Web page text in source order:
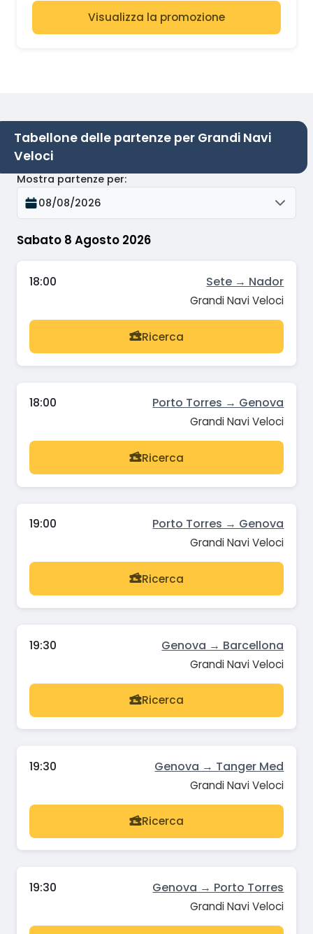
Visualizza la promozione
Tabellone delle partenze per Grandi Navi
Veloci
Sabato 8 Agosto 2026
Mostra partenze per:
08/08/2026
18:00 Sete → Nador
Grandi Navi Veloci
Ricerca
18:00 Porto Torres → Genova
Grandi Navi Veloci
Ricerca
19:00 Porto Torres → Genova
Grandi Navi Veloci
Ricerca
19:30 Genova → Barcellona
Grandi Navi Veloci
Ricerca
19:30 Genova → Tanger Med
Grandi Navi Veloci
Ricerca
19:30 Genova → Porto Torres
Grandi Navi Veloci